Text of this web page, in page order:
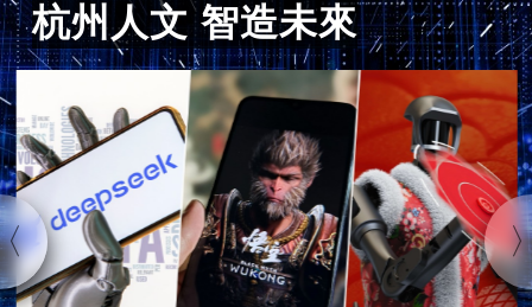
杭州人文 智造未來